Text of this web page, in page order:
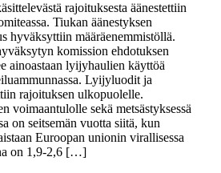
rajoituksesta äänestettiin
Tiukan äänestyksen
hyväksyttiin määräenemmistöllä.
komission ehdotuksen
ainoastaan lyijyhaulien käyttöä
Lyijyluodit ja
rajoituksen ulkopuolelle.
voimaantulolle sekä metsästyksessä
on seitsemän vuotta siitä, kun
Euroopan unionin virallisessa
on 1,9-2,6 […]